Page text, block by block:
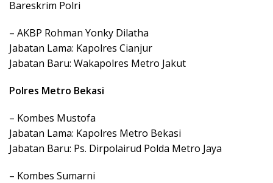
Bareskrim Polri
– AKBP Rohman Yonky Dilatha
Jabatan Lama: Kapolres Cianjur
Jabatan Baru: Wakapolres Metro Jakut
Polres Metro Bekasi
– Kombes Mustofa
Jabatan Lama: Kapolres Metro Bekasi
Jabatan Baru: Ps. Dirpolairud Polda Metro Jaya
– Kombes Sumarni